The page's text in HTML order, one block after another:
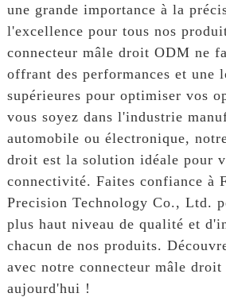
une grande importance à la
l'excellence pour tous nos
connecteur mâle droit ODM ne
offrant des performances et une
supérieures pour optimiser vos
vous soyez dans l'industrie
automobile ou électronique,
droit est la solution idéale pour
connectivité. Faites confiance à
Precision Technology Co., Ltd.
plus haut niveau de qualité et
chacun de nos produits.
avec notre connecteur mâle droit
aujourd'hui !